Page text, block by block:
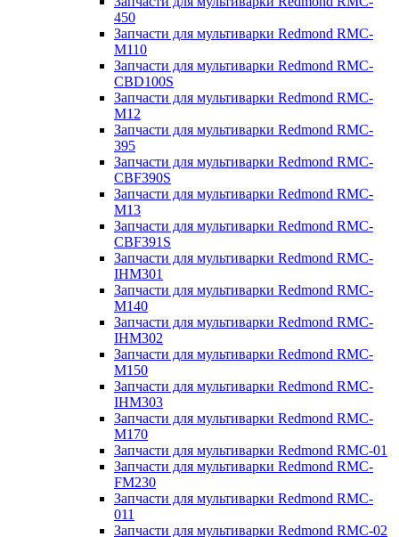
450
Запчасти для мультиварки Redmond RMC-
M110
Запчасти для мультиварки Redmond RMC-
CBD100S
Запчасти для мультиварки Redmond RMC-
M12
Запчасти для мультиварки Redmond RMC-
395
Запчасти для мультиварки Redmond RMC-
CBF390S
Запчасти для мультиварки Redmond RMC-
M13
Запчасти для мультиварки Redmond RMC-
CBF391S
Запчасти для мультиварки Redmond RMC-
IHM301
Запчасти для мультиварки Redmond RMC-
M140
Запчасти для мультиварки Redmond RMC-
IHM302
Запчасти для мультиварки Redmond RMC-
M150
Запчасти для мультиварки Redmond RMC-
IHM303
Запчасти для мультиварки Redmond RMC-
M170
Запчасти для мультиварки Redmond RMC-01
Запчасти для мультиварки Redmond RMC-
FM230
Запчасти для мультиварки Redmond RMC-
011
Запчасти для мультиварки Redmond RMC-02